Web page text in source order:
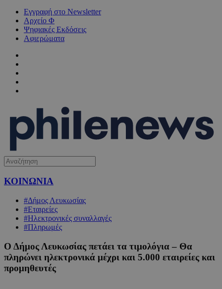
Εγγραφή στο Newsletter
Αρχείο Φ
Ψηφιακές Εκδόσεις
Αφιερώματα
ΚΟΙΝΩΝΙΑ
#Δήμος Λευκωσίας
#Εταιρείες
#Ηλεκτρονικές συναλλαγές
#Πληρωμές
Ο Δήμος Λευκωσίας πετάει τα τιμολόγια – Θα
πληρώνει ηλεκτρονικά μέχρι και 5.000 εταιρείες και
προμηθευτές